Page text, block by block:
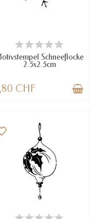
NUR NOCH WENIGE TEILE
VERFÜGBAR
Schneeflocke
2.5x2.5cm
CHF
VERFÜGBAR